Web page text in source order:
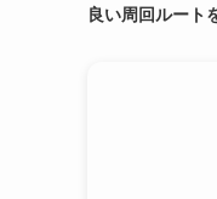
良い周回ルート